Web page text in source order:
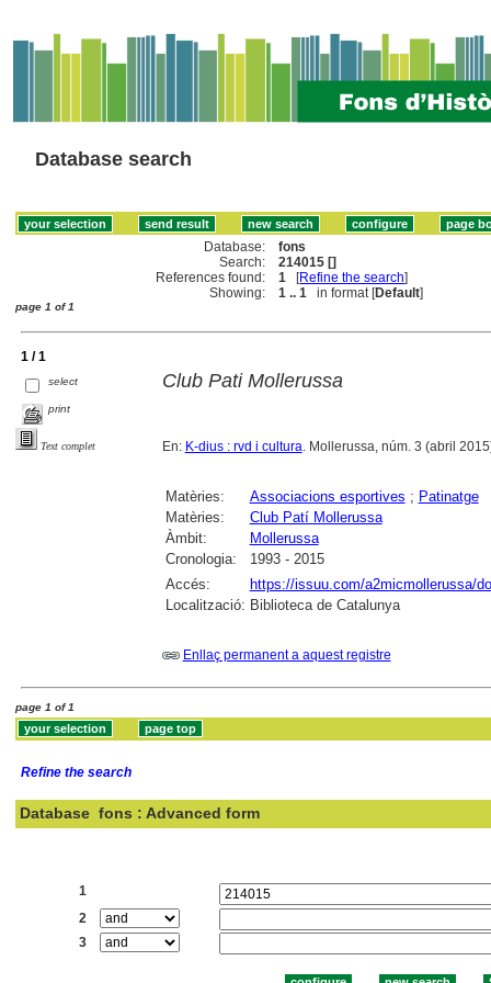
Database search
Database:
fons
Search:
214015 []
References found:
1 [Refine the search]
Showing:
1 .. 1 in format [Default]
page 1 of 1
1 / 1
select
print
Text complet
Club Pati Mollerussa
En: K-dius : rvd i cultura. Mollerussa, núm. 3 (abril
Matèries: Associacions esportives ; Patinatge
Matèries:
Club Patí Mollerussa
Àmbit:
Mollerussa
Cronologia:
1993 - 2015
Accés:
https://issuu.com/a2micmollerussa/
Localització: Biblioteca de Catalunya
Enllaç permanent a aquest registre
page 1 of 1
Refine the search
Database fons : Advanced form
1
2
3